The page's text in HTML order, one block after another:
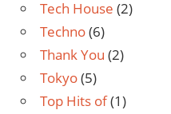
Tech House (2)
Techno(6)
Thank You (2)
Tokyo(5)
Top Hits of(1)